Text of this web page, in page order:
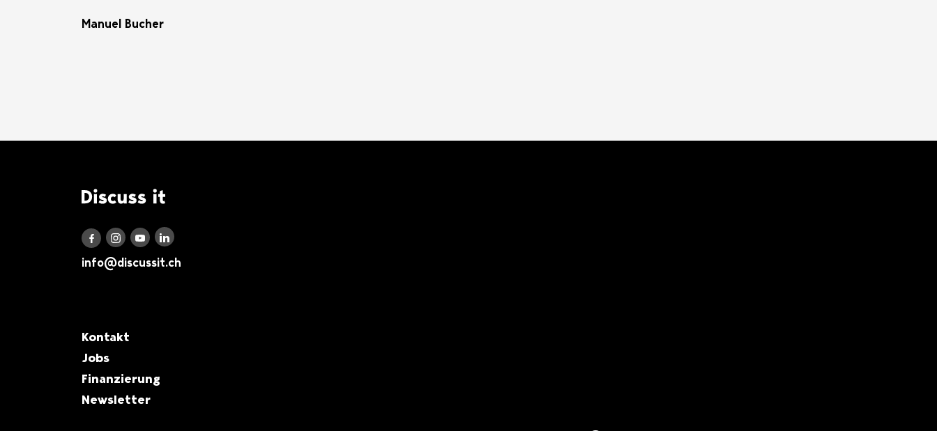
Manuel Bucher
Logo Discuss it
Discuss it auf Facebook
Discuss it auf Instagram
Discuss it auf Youtube
Discuss it auf LinkedIn
info@discussit.ch
Metanavigation
Kontakt
Jobs
Finanzierung
Newsletter